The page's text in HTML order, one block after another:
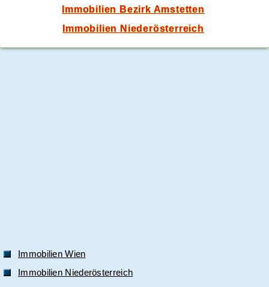
Immobilien Bezirk Amstetten
Immobilien Niederösterreich
Immobilien Wien
Immobilien Niederösterreich